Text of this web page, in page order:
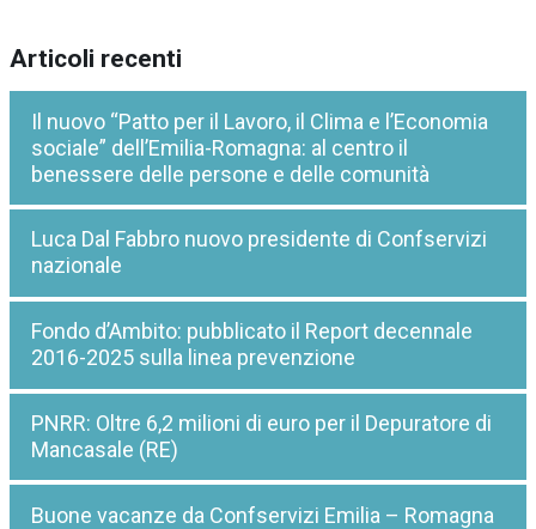
Articoli recenti
Il nuovo “Patto per il Lavoro, il Clima e l’Economia
sociale” dell’Emilia-Romagna: al centro il
benessere delle persone e delle comunità
Luca Dal Fabbro nuovo presidente di Confservizi
nazionale
Fondo d’Ambito: pubblicato il Report decennale
2016-2025 sulla linea prevenzione
PNRR: Oltre 6,2 milioni di euro per il Depuratore di
Mancasale (RE)
Buone vacanze da Confservizi Emilia – Romagna